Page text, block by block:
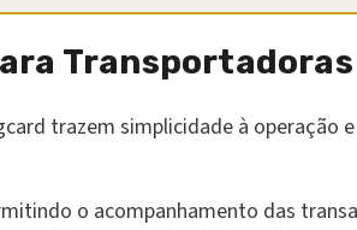
Transportadoras
trazem simplicidade à operação
o acompanhamento das